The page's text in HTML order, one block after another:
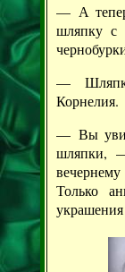
— А
шляпку с
—
Корнелия.
— Вы
шляпки,
Только